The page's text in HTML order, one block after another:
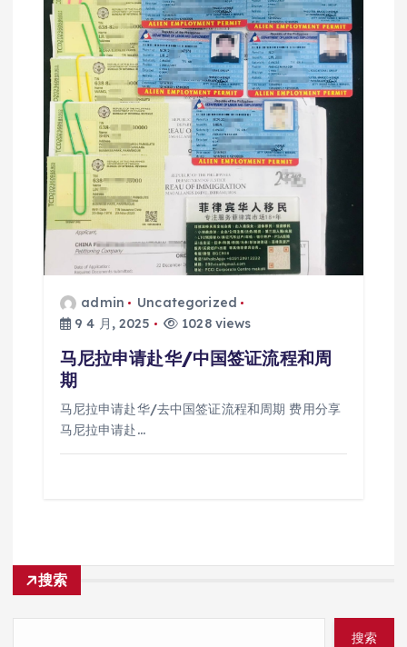
admin
Uncategorized
9 4 月, 2025
1028 views
马尼拉申请赴华/中国签证流程和周
期
马尼拉申请赴华/去中国签证流程和周期 费用分享
马尼拉申请赴…
搜索
搜索